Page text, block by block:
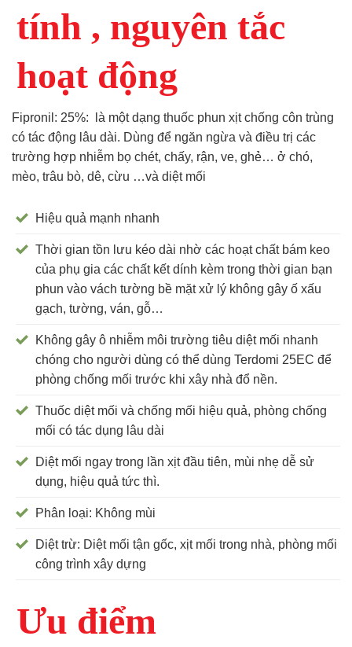
tính , nguyên tắc
hoạt động
Fipronil: 25%: là một dạng thuốc phun xịt chống côn trùng
có tác động lâu dài. Dùng để ngăn ngừa và điều trị các
trường hợp nhiễm bọ chét, chấy, rận, ve, ghẻ… ở chó,
mèo, trâu bò, dê, cừu …và diệt mối
Hiệu quả mạnh nhanh
Thời gian tồn lưu kéo dài nhờ các hoạt chất bám keo
của phụ gia các chất kết dính kèm trong thời gian bạn
phun vào vách tường bề mặt xử lý không gây ố xấu
gạch, tường, ván, gỗ…
Không gây ô nhiễm môi trường tiêu diệt mối nhanh
chóng cho người dùng có thể dùng Terdomi 25EC để
phòng chống mối trước khi xây nhà đổ nền.
Thuốc diệt mối và chống mối hiệu quả, phòng chống
mối có tác dụng lâu dài
Diệt mối ngay trong lần xịt đầu tiên, mùi nhẹ dễ sử
dụng, hiệu quả tức thì.
Phân loại: Không mùi
Diệt trừ: Diệt mối tận gốc, xịt mối trong nhà, phòng mối
công trình xây dựng
Ưu điểm